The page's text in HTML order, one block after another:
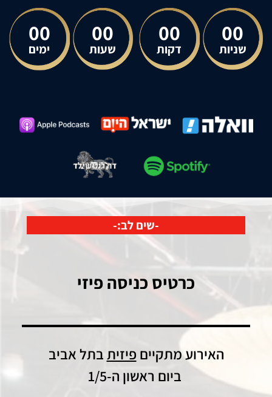
00
ימים
00
שעות
00
דקות
00
שניות
-שים לב:-
כרטיס כניסה פיזי
האירוע מתקיים פיזיתבתל אביב
ביום ראשון ה-1/5